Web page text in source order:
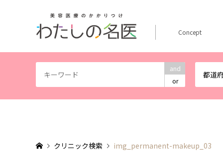
and
or
都道
Concept
クリニック検索 img_permanent-makeup_03